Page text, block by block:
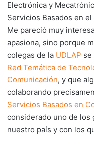
Electrónica y
Servicios Basados en
Me pareció muy
apasiona, sino porque
colegas de la UDLAP se
Red Temática de
Comunicación, y que
colaborando
Servicios Basados en
considerado uno de los
nuestro país y con los